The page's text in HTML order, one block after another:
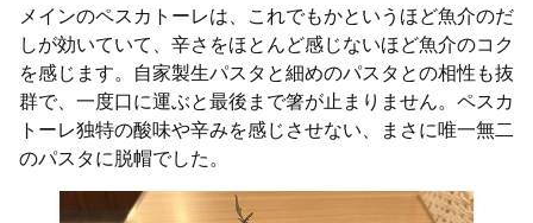
メインのペスカトーレは、これでもかというほど魚介のだ
しが効いていて、辛さをほとんど感じないほど魚介のコク
を感じます。自家製生パスタと細めのパスタとの相性も抜
群で、一度口に運ぶと最後まで箸が止まりません。ペスカ
トーレ独特の酸味や辛みを感じさせない、まさに唯一無二
のパスタに脱帽でした。